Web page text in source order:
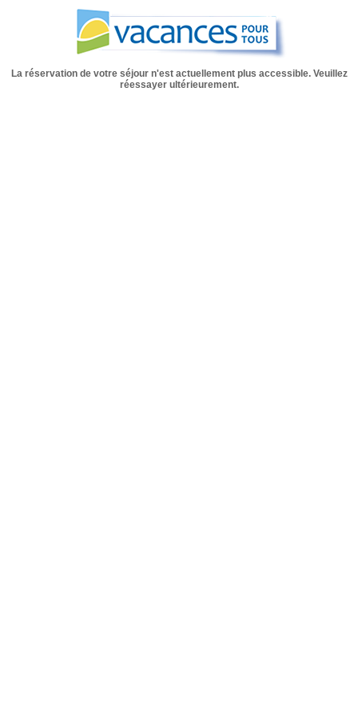
La réservation de votre séjour n'est actuellement plus accessible. Veuillez
réessayer ultérieurement.